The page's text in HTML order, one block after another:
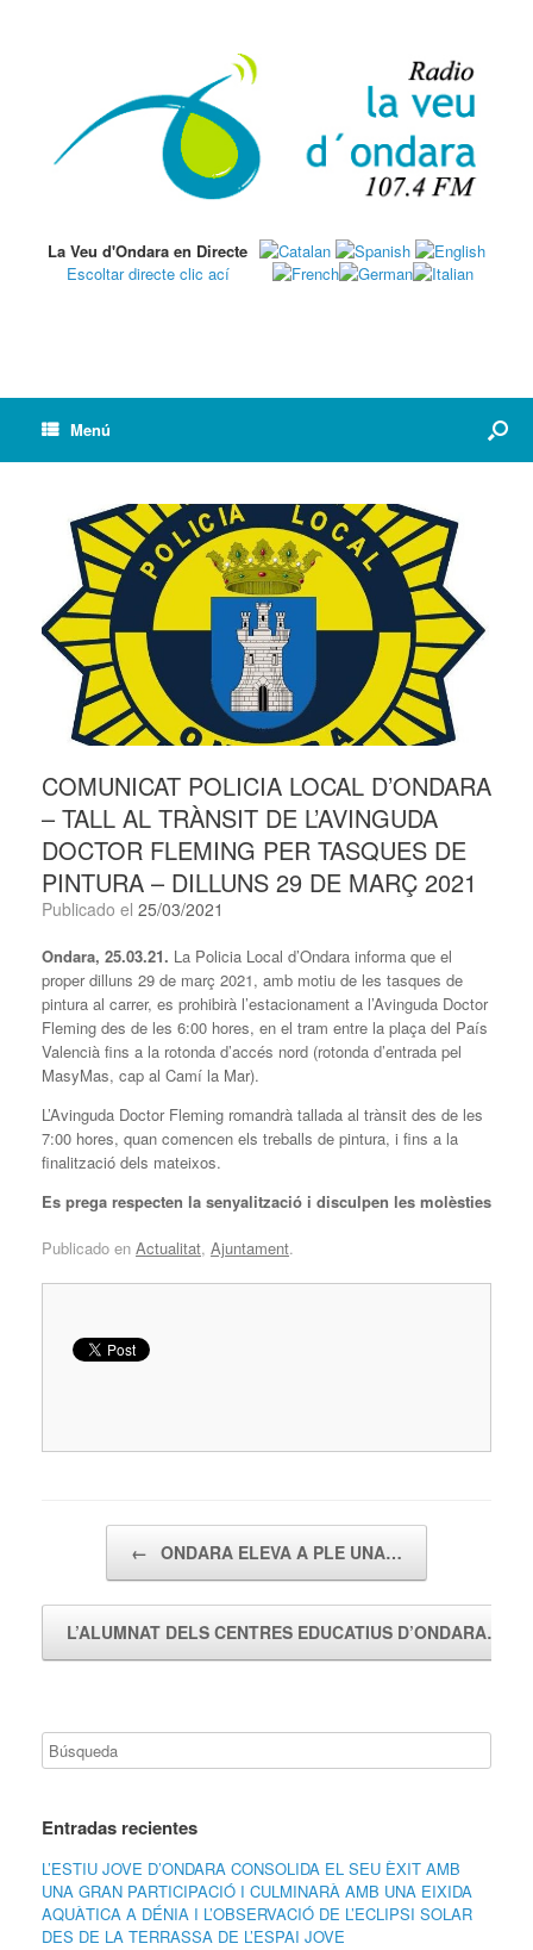
La Veu d'Ondara en Directe
Escoltar directe clic ací
Menú
COMUNICAT POLICIA LOCAL D’ONDARA
– TALL AL TRÀNSIT DE L’AVINGUDA
DOCTOR FLEMING PER TASQUES DE
PINTURA – DILLUNS 29 DE MARÇ 2021
Publicado el 25/03/2021
Ondara, 25.03.21. La Policia Local d’Ondara informa que el
proper dilluns 29 de març 2021, amb motiu de les tasques de
pintura al carrer, es prohibirà l’estacionament a l’Avinguda Doctor
Fleming des de les 6:00 hores, en el tram entre la plaça del País
Valencià fins a la rotonda d’accés nord (rotonda d’entrada pel
MasyMas, cap al Camí la Mar).
L’Avinguda Doctor Fleming romandrà tallada al trànsit des de les
7:00 hores, quan comencen els treballs de pintura, i fins a la
finalització dels mateixos.
Es prega respecten la senyalització i disculpen les molèsties
Publicado en Actualitat, Ajuntament.
← ONDARA ELEVA A PLE UNA…
L’ALUMNAT DELS CENTRES EDUCATIUS D’ONDARA…
Entradas recientes
L’ESTIU JOVE D’ONDARA CONSOLIDA EL SEU ÈXIT AMB
UNA GRAN PARTICIPACIÓ I CULMINARÀ AMB UNA EIXIDA
AQUÀTICA A DÉNIA I L’OBSERVACIÓ DE L’ECLIPSI SOLAR
DES DE LA TERRASSA DE L’ESPAI JOVE